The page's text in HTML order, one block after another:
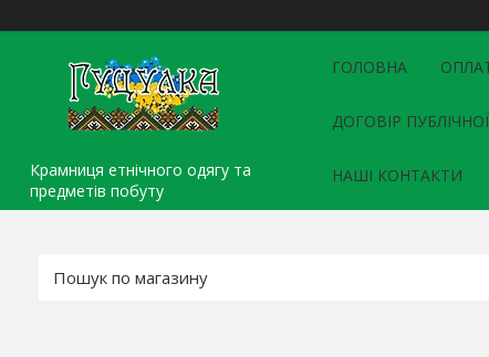
Крамниця етнічного одягу та
предметів побуту
ГОЛОВНА
ДОГОВІР
НАШІ КОНТАКТИ